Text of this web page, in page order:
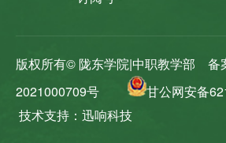
版权所有© 陇东学院|中职教学部 备
2021000709号
甘公网安备
技术支持：迅响科技